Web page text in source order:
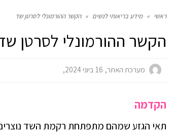
ראשי » מידע בריאותי לנשים » הקשר ההורמונלי לסרטן שד
הקשר ההורמונלי לסרטן
מערכת האתר 16 ביוני 2024
הקדמה
תאי הגזע שמהם מתפתחת רקמת השד נוצרים